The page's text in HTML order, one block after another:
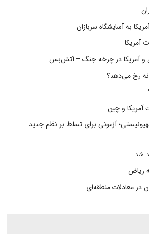
به آسایشگاه سربازان
آمریکا
و آمریکا در چرخه جنگ – آتش‌بس
رخ می‌دهد؟
آمریکا و چین
آزمونی برای تسلط بر نظم جدید
شد
ریاض
در معادلات منطقه‌ای